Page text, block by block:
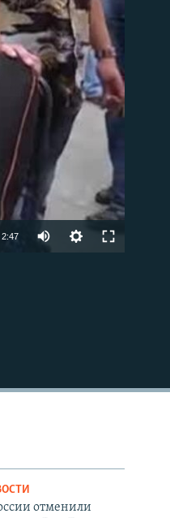
2:47
отменили